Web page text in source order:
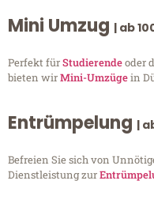
Mini Umzug | ab
Perfekt fürStudierendeoder
bieten wirMini-Umzügein
Entrümpelung |
Befreien Sie sich von
Dienstleistung zur